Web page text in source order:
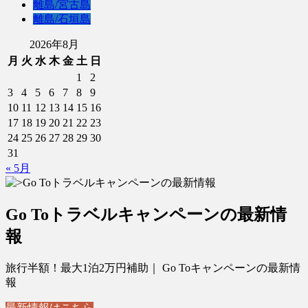
離島/宮古島
離島/石垣島
2026年8月
月 火 水 木 金 土 日
1
2
3
4 5 6 7 8
9
10 11 12 13 14 15 16
17 18 19 20 21 22 23
24 25 26 27 28 29 30
31
« 5月
Go Toトラベルキャンペーンの最新情
報
旅行半額！最大1泊2万円補助｜ Go Toキャンペーンの最新情
報